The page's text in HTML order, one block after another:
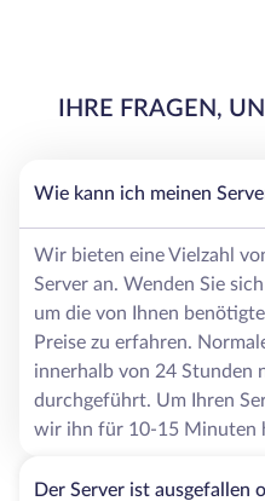
IHRE FRAGEN,
Wie kann ich meinen
Wir bieten eine Vielzahl
Server an. Wenden Sie
um die von Ihnen
Preise zu erfahren.
innerhalb von 24 Stunden
durchgeführt. Um Ihren
wir ihn für 10-15 Minuten
Der Server ist ausgefallen